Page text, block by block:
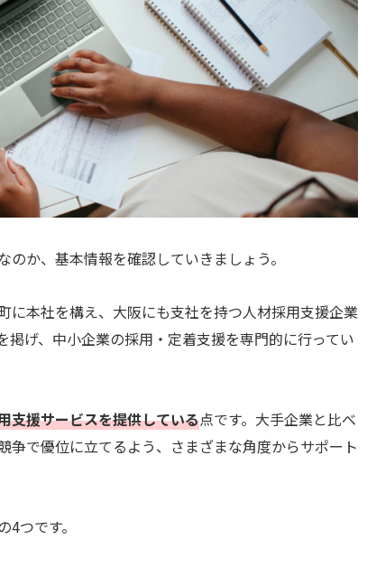
か、基本情報を確認していきましょう。
に本社を構え、大阪にも支社を持つ人材採用支援企業
げ、中小企業の採用・定着支援を専門的に行ってい
支援サービスを提供している点です。大手企業と比べ
争で優位に立てるよう、さまざまな角度からサポート
つです。